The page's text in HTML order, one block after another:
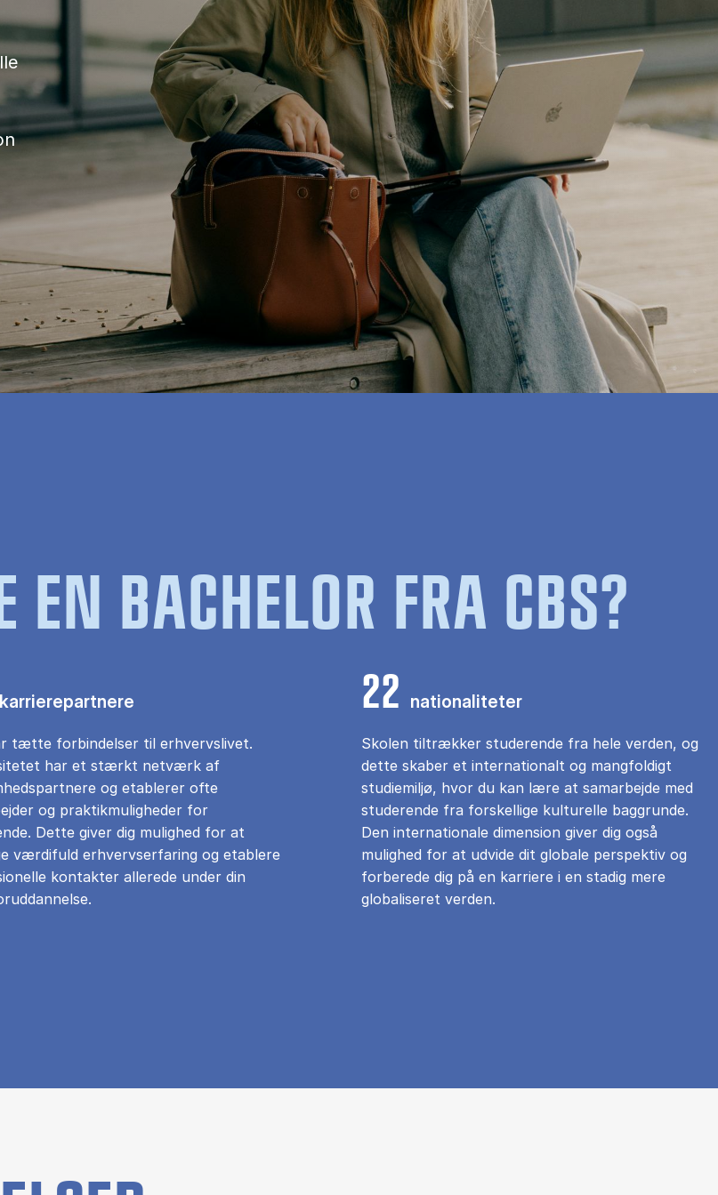
EN BACHELOR FRA CBS?
karrierepartnere
tætte forbindelser til erhvervslivet.
har et stærkt netværk af
og etablerer ofte
og praktikmuligheder for
Dette giver dig mulighed for at
værdifuld erhvervserfaring og etablere
kontakter allerede under din
22 nationaliteter
Skolen tiltrækker studerende fra hele verden, og
dette skaber et internationalt og mangfoldigt
studiemiljø, hvor du kan lære at samarbejde med
studerende fra forskellige kulturelle baggrunde.
Den internationale dimension giver dig også
mulighed for at udvide dit globale perspektiv og
forberede dig på en karriere i en stadig mere
globaliseret verden.